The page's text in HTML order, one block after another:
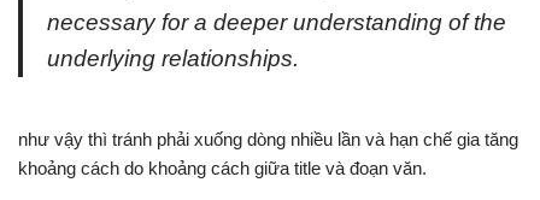
necessary for a deeper understanding of the
underlying relationships.
như vậy thì tránh phải xuống dòng nhiều lần và hạn chế gia tăng
khoảng cách do khoảng cách giữa title và đoạn văn.